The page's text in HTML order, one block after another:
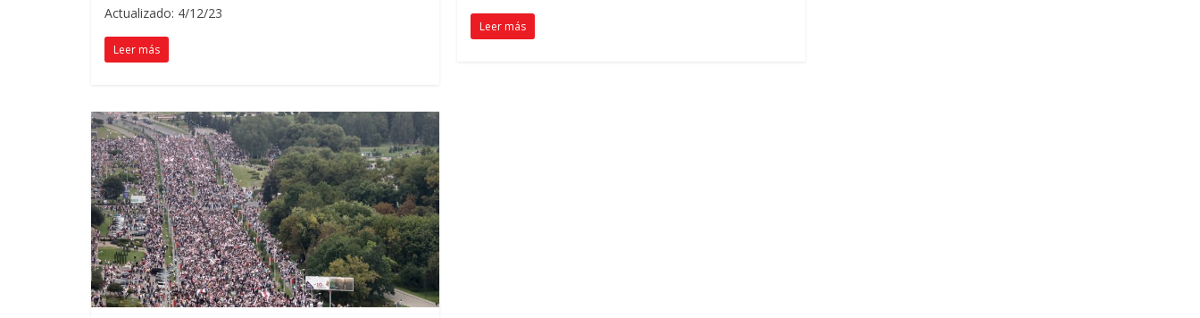
Actualizado: 4/12/23
Leer más
Leer más